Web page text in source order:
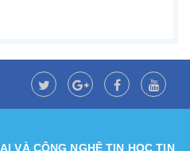
VÀ CÔNG NGHỆ TIN HỌC TIN